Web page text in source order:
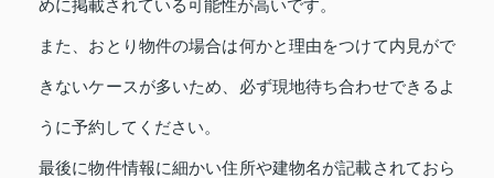
めに掲載されている可能性が高いです。
また、おとり物件の場合は何かと理由をつけて内見がで
きないケースが多いため、必ず現地待ち合わせできるよ
うに予約してください。
最後に物件情報に細かい住所や建物名が記載されておら